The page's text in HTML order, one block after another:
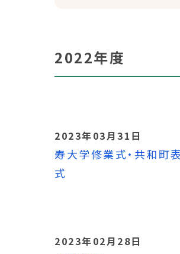
2022年度
2023年03月31日
寿大学修業式・共和町
式
2023年02月28日